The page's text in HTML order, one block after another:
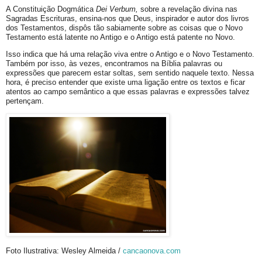
A Constituição Dogmática Dei Verbum, sobre a revelação divina nas
Sagradas Escrituras, ensina-nos que Deus, inspirador e autor dos livros
dos Testamentos, dispôs tão sabiamente sobre as coisas que o Novo
Testamento está latente no Antigo e o Antigo está patente no Novo.
Isso indica que há uma relação viva entre o Antigo e o Novo Testamento.
Também por isso, às vezes, encontramos na Bíblia palavras ou
expressões que parecem estar soltas, sem sentido naquele texto. Nessa
hora, é preciso entender que existe uma ligação entre os textos e ficar
atentos ao campo semântico a que essas palavras e expressões talvez
pertençam.
Foto Ilustrativa: Wesley Almeida / cancaonova.com